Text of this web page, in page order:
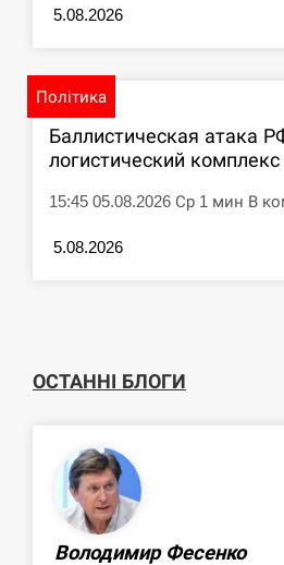
5.08.2026
Політика
Баллистическая атака
логистический
15:45 05.08.2026 Ср 1 мин В
5.08.2026
ОСТАННІ БЛОГИ
Володимир Фесенко